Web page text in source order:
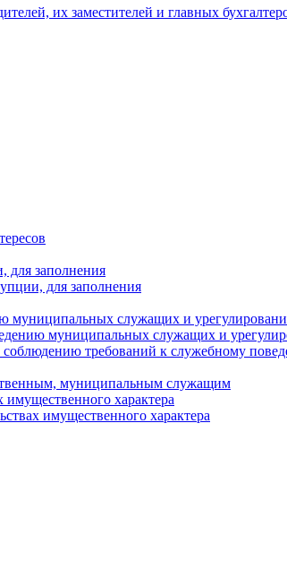
их заместителей и главных
для заполнения
для заполнения
служащих и
муниципальных служащих и
требований к служебному
муниципальным служащим
имущественного характера
имущественного характера